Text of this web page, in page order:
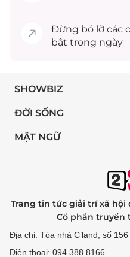
Đừng bỏ lỡ các
bật trong ngày
SHOWBIZ
ĐỜI SỐNG
MẬT NGỮ
Trang tin tức giải trí xã
Cổ phần truyền
Địa chỉ: Tòa nhà C’land, số
Điện thoại: 094 388 8166